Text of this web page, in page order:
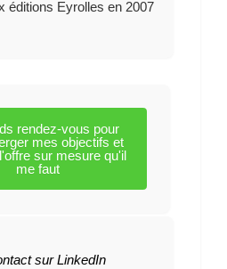
éditions Eyrolles en 2007
rendez-vous pour
mes objectifs et
sur mesure qu'il
me faut
sur LinkedIn